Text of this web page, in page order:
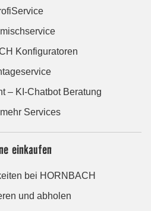
Konfiguratoren
– KI-Chatbot Beratung
Services
einkaufen
bei HORNBACH
und abholen